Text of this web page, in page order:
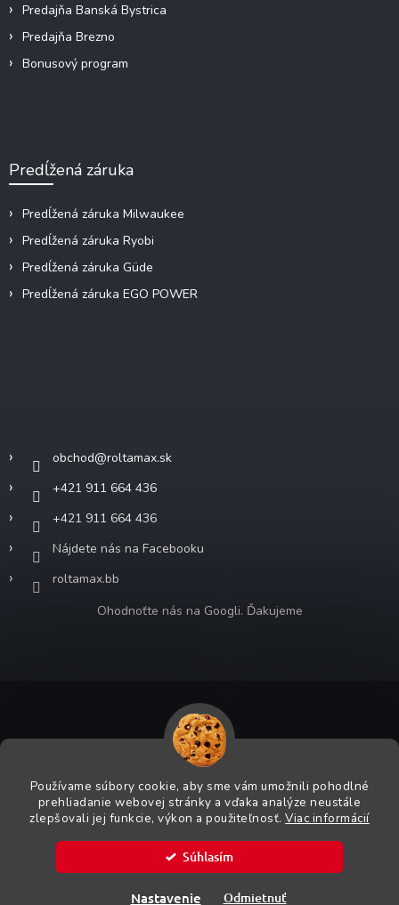
Používame súbory cookie, aby sme vám umožnili pohodlné
prehliadanie webovej stránky a vďaka analýze neustále
zlepšovali jej funkcie, výkon a použiteľnosť.Viac informácií
Súhlasím
Nastavenie Odmietnuť
informácií v predajniach.
Predajňa Banská Bystrica
Predajňa Brezno
Bonusový program
Predĺžená záruka
Predĺžená záruka Milwaukee
Predĺžená záruka Ryobi
Predĺžená záruka Güde
Predĺžená záruka EGO POWER
obchod@roltamax.sk
+421 911 664 436
+421 911 664 436
Nájdete nás na Facebooku
roltamax.bb
Ohodnoťte nás na Googli. Ďakujeme
ROLTA MAX s.r.o.. Všetky práva vyhradené.
Grafický návrh vytvoril a na Shoptet implementoval Tomáš Hlad
Shoptetak.cz.
Vytvoril Shoptet